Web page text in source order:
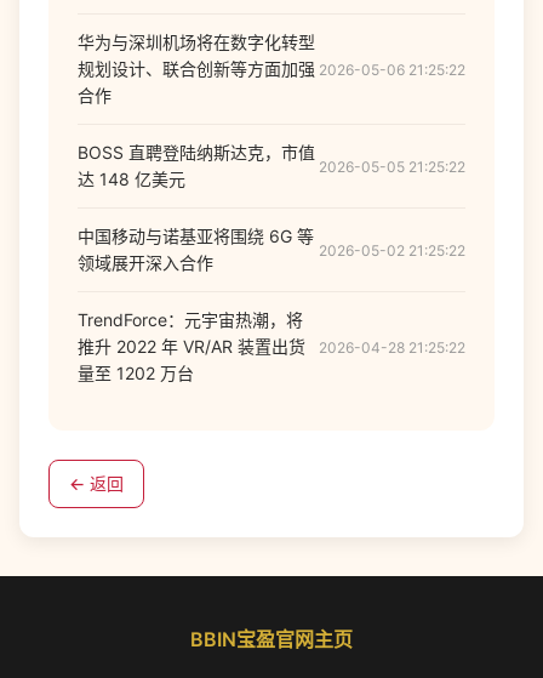
华为与深圳机场将在数字化转型
规划设计、联合创新等方面加强
合作
2026-05-06 21:25:22
BOSS 直聘登陆纳斯达克，市值
达 148 亿美元
2026-05-05 21:25:22
中国移动与诺基亚将围绕 6G 等
领域展开深入合作
2026-05-02 21:25:22
TrendForce：元宇宙热潮，将
推升 2022 年 VR/AR 装置出货
量至 1202 万台
2026-04-28 21:25:22
← 返回
BBIN宝盈官网主页